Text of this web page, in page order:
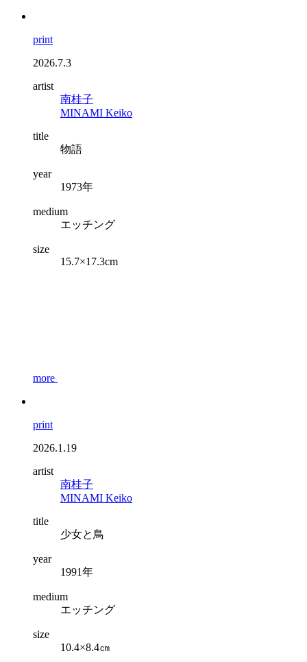
print
2026.7.3
artist
南桂子
MINAMI Keiko
title
物語
year
1973年
medium
エッチング
size
15.7×17.3cm
more
print
2026.1.19
artist
南桂子
MINAMI Keiko
title
少女と鳥
year
1991年
medium
エッチング
size
10.4×8.4㎝